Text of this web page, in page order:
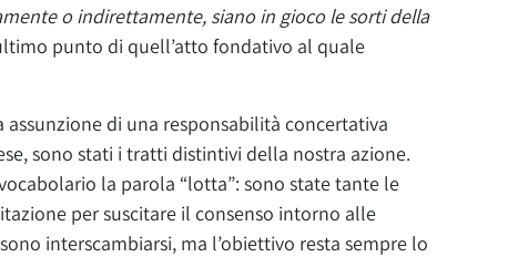
o indirettamente, siano in gioco le sorti della
punto di quell’atto fondativo al quale
di una responsabilità concertativa
sono stati i tratti distintivi della nostra azione.
la parola “lotta”: sono state tante le
per suscitare il consenso intorno alle
interscambiarsi, ma l’obiettivo resta sempre lo